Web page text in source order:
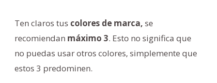
Ten claros tus colores de marca, se
recomiendan máximo 3. Esto no significa que
no puedas usar otros colores, simplemente que
estos 3 predominen.